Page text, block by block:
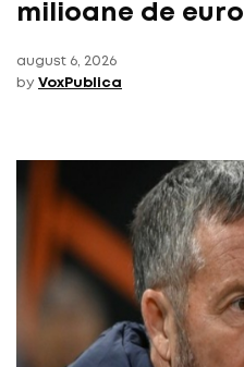
milioane de euro
august 6, 2026
by VoxPublica